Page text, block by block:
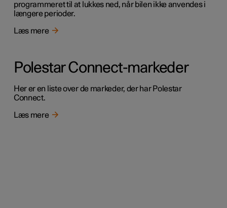
programmeret til at lukkes ned, når bilen ikke anvendes i
længere perioder.
Læs mere
Polestar Connect-markeder
Her er en liste over de markeder, der har Polestar
Connect.
Læs mere